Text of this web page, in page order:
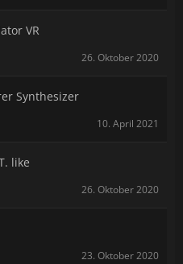
VR
26. Oktober 2020
Synthesizer
10. April 2021
like
26. Oktober 2020
23. Oktober 2020